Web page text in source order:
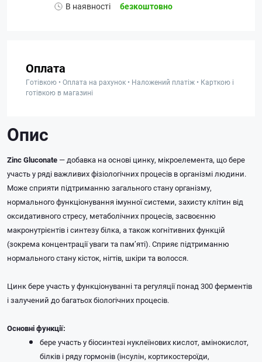
В наявності безкоштовно
Оплата
Готівкою • Оплата на рахунок • Наложений платіж • Карткою і
готівкою в магазині
Опис
Zinc Gluconate — добавка на основі цинку, мікроелемента, що бере
участь у ряді важливих фізіологічних процесів в організмі людини.
Може сприяти підтриманню загального стану організму,
нормального функціонування імунної системи, захисту клітин від
оксидативного стресу, метаболічних процесів, засвоєнню
макронутрієнтів і синтезу білка, а також когнітивних функцій
(зокрема концентрації уваги та пам’яті). Сприяє підтриманню
нормального стану кісток, нігтів, шкіри та волосся.
Цинк бере участь у функціонуванні та регуляції понад 300 ферментів
і залучений до багатьох біологічних процесів.
Основні функції:
бере участь у біосинтезі нуклеїнових кислот, амінокислот,
білків і ряду гормонів (інсулін, кортикостероїди,